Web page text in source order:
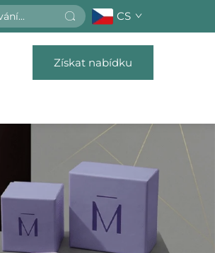
CS
Získat nabídku